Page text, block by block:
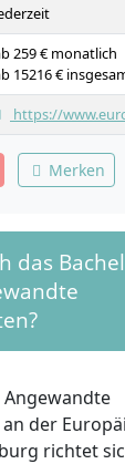
259 € monatlich
15216 €
https://
Merken
das
der
richtet